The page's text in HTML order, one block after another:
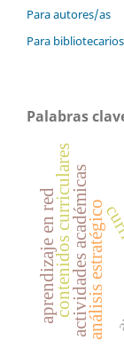
Para autores/as
Para
Palabras
análisis estratégico
actividades académicas
contenidos curriculares
aprendizaje en red